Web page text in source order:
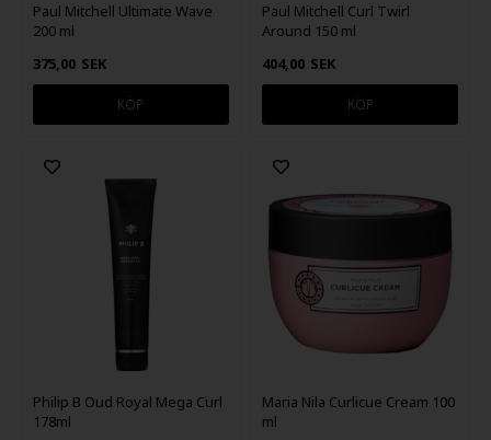
Paul Mitchell Ultimate Wave
200 ml
375,00 SEK
Paul Mitchell Curl Twirl
Around 150 ml
404,00 SEK
Philip B Oud Royal Mega Curl
178ml
Maria Nila Curlicue Cream 100
ml